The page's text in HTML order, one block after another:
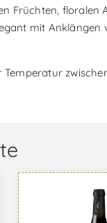
Früchten, floralen
mit
Temperatur